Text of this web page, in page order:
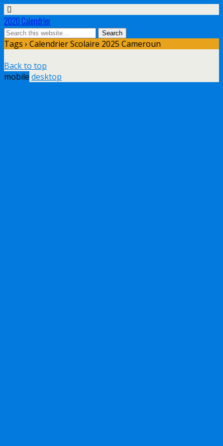
2020 Calendrier
Tags › Calendrier Scolaire 2025 Cameroun
Back to top
mobile desktop